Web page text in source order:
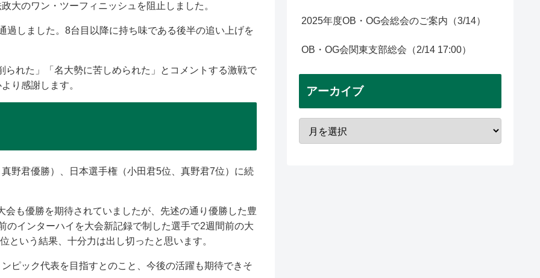
大のワン・ツーフィニッシュを阻止しました。
しました。8台目以降に持ち味である後半の追い上げを
れた」「名大勢に苦しめられた」とコメントする激戦で
り感謝します。
野君優勝）、日本選手権（小田君5位、真野君7位）に続
も優勝を期待されていましたが、先述の通り優勝した豊
インターハイを大会新記録で制した選手で2週間前の大
という結果、十分力は出し切ったと思います。
ピック代表を目指すとのこと、今後の活躍も期待できそ
2025年度OB・OG会総会のご案内（3/14）
OB・OG会関東支部総会（2/14 17:00）
アーカイブ